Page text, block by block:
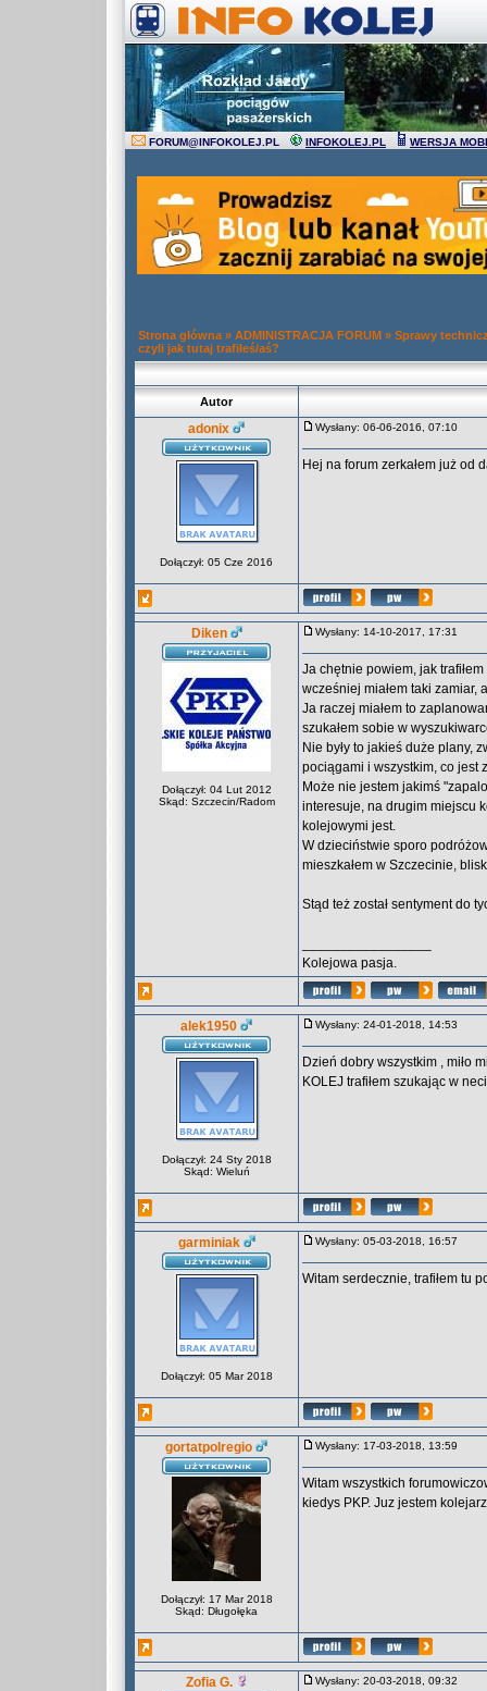
FORUM@INFOKOLEJ.PL INFOKOLEJ.PL WERSJA
Strona główna » ADMINISTRACJA FORUM » Sprawy
czyli jak tutaj trafiłeś/aś?
Autor
adonix
Dołączył: 05 Cze 2016
Wysłany: 06-06-2016, 07:10
Hej na forum zerkałem już od
Diken
Dołączył: 04 Lut 2012
Skąd: Szczecin/Radom
Wysłany: 14-10-2017, 17:31
Ja chętnie powiem, jak
wcześniej miałem taki zamiar,
Ja raczej miałem to
szukałem sobie w
Nie były to jakieś duże plany,
pociągami i wszystkim, co jest
Może nie jestem jakimś
interesuje, na drugim miejscu
kolejowymi jest.
W dzieciństwie sporo
mieszkałem w Szczecinie,
Stąd też został sentyment do
Kolejowa pasja.
alek1950
Dołączył: 24 Sty 2018
Skąd: Wieluń
Wysłany: 24-01-2018, 14:53
Dzień dobry wszystkim , miło
KOLEJ trafiłem szukając w
garminiak
Dołączył: 05 Mar 2018
Wysłany: 05-03-2018, 16:57
Witam serdecznie, trafiłem tu
gortatpolregio
Dołączył: 17 Mar 2018
Skąd: Długołęka
Wysłany: 17-03-2018, 13:59
Witam wszystkich
kiedys PKP. Juz jestem
Zofia G. Wysłany: 20-03-2018, 09:32